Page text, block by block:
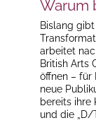
Warum
Bislang
arbeitet
British Arts
öffnen – für
neue
bereits ihre
und die „D/